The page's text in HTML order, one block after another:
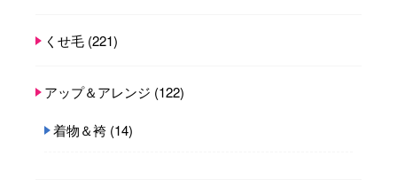
くせ毛 (221)
アップ＆アレンジ (122)
着物＆袴 (14)